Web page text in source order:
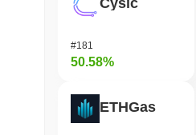
Cysic
#181
50.58%
ETHGas